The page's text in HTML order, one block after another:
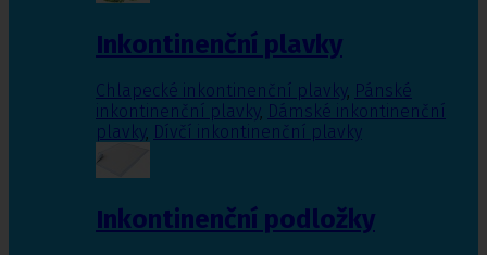
Inkontinenční plavky
Chlapecké inkontinenční plavky, Pánské
inkontinenční plavky, Dámské inkontinenční
plavky, Dívčí inkontinenční plavky
Inkontinenční podložky